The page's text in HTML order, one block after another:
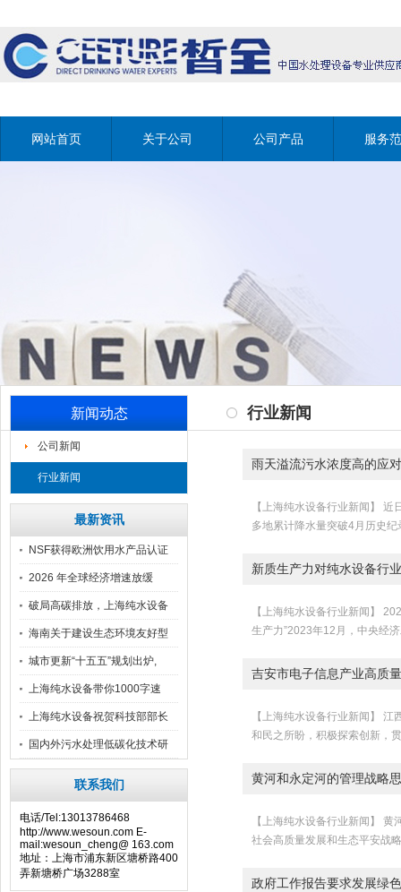
网站首页 关于公司 公司产品 服务
新闻动态
公司新闻
行业新闻
最新资讯
NSF获得欧洲饮用水产品认证
2026 年全球经济增速放缓
破局高碳排放，上海纯水设备
汇
海南关于建设生态环境友好型
自
城市更新“十五五”规划出炉,
上海纯水设备带你1000字速
上海纯水设备祝贺科技部部长
阴
国内外污水处理低碳化技术研
究
联系我们
电话/Tel:13013786468
http://www.wesoun.com E-
mail:wesoun_cheng@ 163.com
地址：上海市浦东新区塘桥路400
弄新塘桥广场3288室
行业新闻
雨天溢流污水浓度高的应
【上海纯水设备行业新闻】
多地累计降水量突破4月历史
新质生产力对纯水设备行
【上海纯水设备行业新闻】
生产力”2023年12月，中央经
吉安市电子信息产业高质
【上海纯水设备行业新闻】
和民之所盼，积极探索创新，
黄河和永定河的管理战略
【上海纯水设备行业新闻】
社会高质量发展和生态平安战
政府工作报告要求发展绿